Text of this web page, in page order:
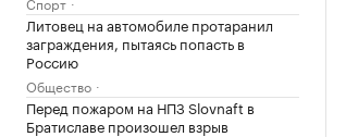
Литовец на автомобиле протаранил
заграждения, пытаясь попасть в
Россию
Общество
Перед пожаром на НПЗ Slovnaft в
Братиславе произошел взрыв